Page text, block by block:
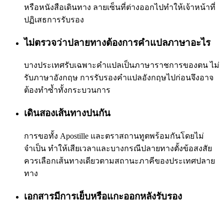
หรือหนังสือเดินทาง ลายเซ็นที่ต่างออกไปทำให้เจ้าหน้าที่
ปฏิเสธการรับรอง
ไม่ตรวจว่าปลายทางต้องการคำแปลภาษาอะไร
บางประเทศรับเฉพาะคำแปลเป็นภาษาราชการของตน ไม่
รับภาษาอังกฤษ การรับรองคำแปลอังกฤษไปก่อนจึงอาจ
ต้องทำซ้ำทั้งกระบวนการ
เดินสองเส้นทางปนกัน
การขอทั้ง Apostille และตราสถานทูตพร้อมกันโดยไม่
จำเป็น ทำให้เสียเวลาและบางกรณีปลายทางตั้งข้อสงสัย
ควรเลือกเส้นทางเดียวตามสถานะภาคีของประเทศปลาย
ทาง
เอกสารมีการเย็บหรือแกะออกหลังรับรอง